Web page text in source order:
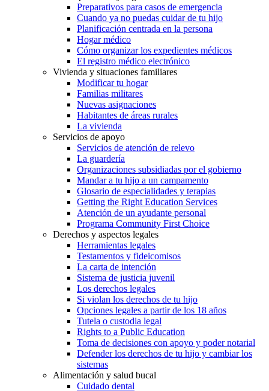
Preparativos para casos de emergencia
Cuando ya no puedas cuidar de tu hijo
Planificación centrada en la persona
Hogar médico
Cómo organizar los expedientes médicos
El registro médico electrónico
Vivienda y situaciones familiares
Modificar tu hogar
Familias militares
Nuevas asignaciones
Habitantes de áreas rurales
La vivienda
Servicios de apoyo
Servicios de atención de relevo
La guardería
Organizaciones subsidiadas por el gobierno
Mandar a tu hijo a un campamento
Glosario de especialidades y terapias
Getting the Right Education Services
Atención de un ayudante personal
Programa Community First Choice
Derechos y aspectos legales
Herramientas legales
Testamentos y fideicomisos
La carta de intención
Sistema de justicia juvenil
Los derechos legales
Si violan los derechos de tu hijo
Opciones legales a partir de los 18 años
Tutela o custodia legal
Rights to a Public Education
Toma de decisiones con apoyo y poder notarial
Defender los derechos de tu hijo y cambiar los
sistemas
Alimentación y salud bucal
Cuidado dental